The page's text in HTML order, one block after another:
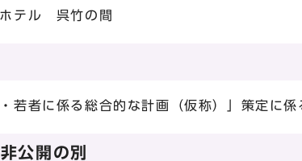
テル 呉竹の間
・若者に係る総合的な計画（仮称）」策定に
公開の別